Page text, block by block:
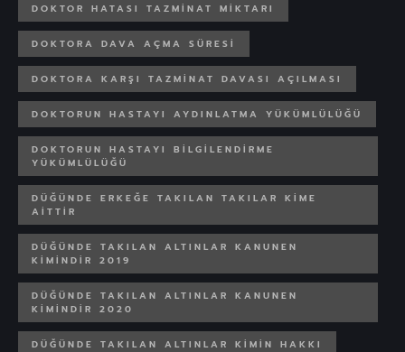
DOKTOR HATASI TAZMINAT MIKTARI
DOKTORA DAVA AÇMA SÜRESI
DOKTORA KARŞI TAZMINAT DAVASI AÇILMASI
DOKTORUN HASTAYI AYDINLATMA YÜKÜMLÜLÜĞÜ
DOKTORUN HASTAYI BILGILENDIRME
YÜKÜMLÜLÜĞÜ
DÜĞÜNDE ERKEĞE TAKILAN TAKILAR KIME
AITTIR
DÜĞÜNDE TAKILAN ALTINLAR KANUNEN
KIMINDIR 2019
DÜĞÜNDE TAKILAN ALTINLAR KANUNEN
KIMINDIR 2020
DÜĞÜNDE TAKILAN ALTINLAR KIMIN HAKKI